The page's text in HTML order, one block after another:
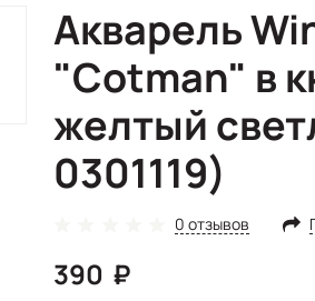
Акварель
"Cotman" в
желтый
0301119)
0 отзывов
390